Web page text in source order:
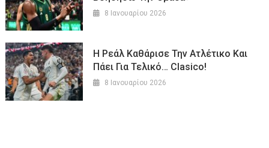
8 Ιανουαρίου 2026
Η Ρεάλ Καθάρισε Την Ατλέτικο Και
Πάει Για Τελικό… Clasico!
8 Ιανουαρίου 2026